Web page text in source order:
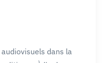
dans la